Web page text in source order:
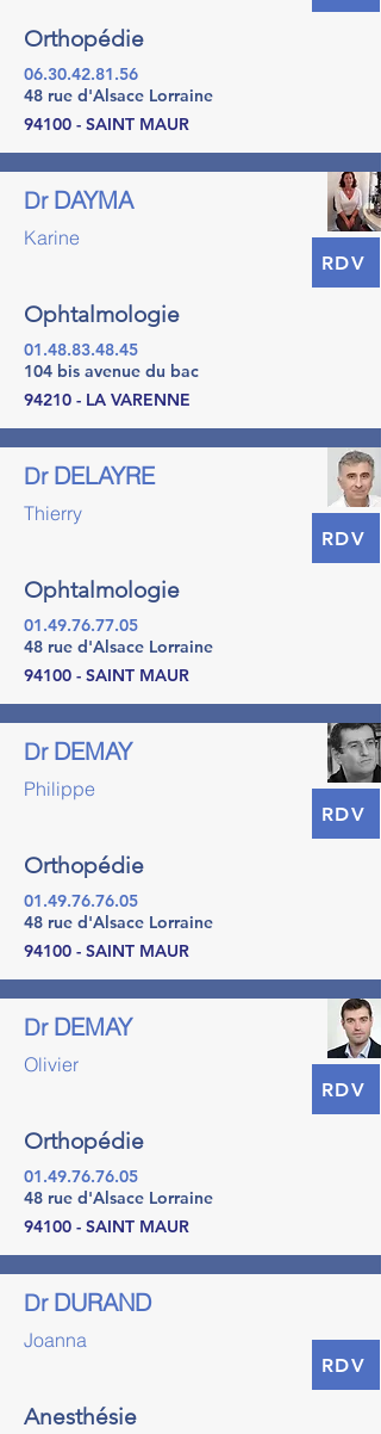
Orthopédie
06.30.42.81.56
48 rue d'Alsace Lorraine
94100 - SAINT MAUR
DAYMA
Dr
Karine
RDV
Ophtalmologie
01.48.83.48.45
104 bis avenue du bac
94210 - LA VARENNE
DELAYRE
Dr
Thierry
RDV
Ophtalmologie
01.49.76.77.05
48 rue d'Alsace Lorraine
94100 - SAINT MAUR
DEMAY
Dr
Philippe
RDV
Orthopédie
01.49.76.76.05
48 rue d'Alsace Lorraine
94100 - SAINT MAUR
DEMAY
Dr
Olivier
RDV
Orthopédie
01.49.76.76.05
48 rue d'Alsace Lorraine
94100 - SAINT MAUR
DURAND
Dr
Joanna
RDV
Anesthésie